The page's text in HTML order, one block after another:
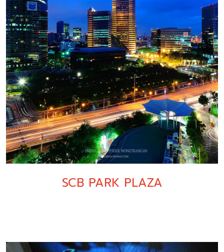
SCB PARK PLAZA